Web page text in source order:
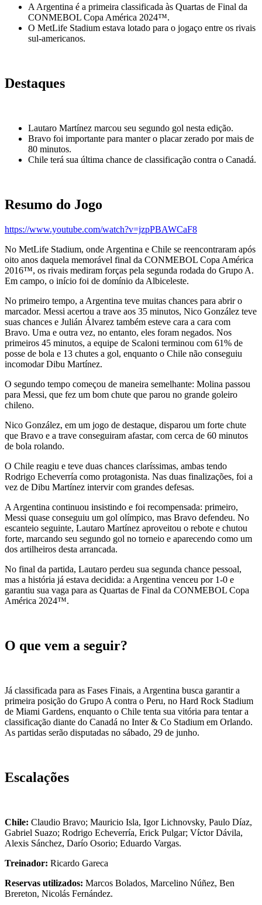
A Argentina é a primeira classificada às Quartas de Final da
CONMEBOL Copa América 2024™.
O MetLife Stadium estava lotado para o jogaço entre os rivais
sul-americanos.
Destaques
Lautaro Martínez marcou seu segundo gol nesta edição.
Bravo foi importante para manter o placar zerado por mais de
80 minutos.
Chile terá sua última chance de classificação contra o Canadá.
Resumo do Jogo
https://www.youtube.com/watch?v=jzpPBAWCaF8
No MetLife Stadium, onde Argentina e Chile se reencontraram após
oito anos daquela memorável final da CONMEBOL Copa América
2016™, os rivais mediram forças pela segunda rodada do Grupo A.
Em campo, o início foi de domínio da Albiceleste.
No primeiro tempo, a Argentina teve muitas chances para abrir o
marcador. Messi acertou a trave aos 35 minutos, Nico González teve
suas chances e Julián Álvarez também esteve cara a cara com
Bravo. Uma e outra vez, no entanto, eles foram negados. Nos
primeiros 45 minutos, a equipe de Scaloni terminou com 61% de
posse de bola e 13 chutes a gol, enquanto o Chile não conseguiu
incomodar Dibu Martínez.
O segundo tempo começou de maneira semelhante: Molina passou
para Messi, que fez um bom chute que parou no grande goleiro
chileno.
Nico González, em um jogo de destaque, disparou um forte chute
que Bravo e a trave conseguiram afastar, com cerca de 60 minutos
de bola rolando.
O Chile reagiu e teve duas chances claríssimas, ambas tendo
Rodrigo Echeverría como protagonista. Nas duas finalizações, foi a
vez de Dibu Martínez intervir com grandes defesas.
A Argentina continuou insistindo e foi recompensada: primeiro,
Messi quase conseguiu um gol olímpico, mas Bravo defendeu. No
escanteio seguinte, Lautaro Martínez aproveitou o rebote e chutou
forte, marcando seu segundo gol no torneio e aparecendo como um
dos artilheiros desta arrancada.
No final da partida, Lautaro perdeu sua segunda chance pessoal,
mas a história já estava decidida: a Argentina venceu por 1-0 e
garantiu sua vaga para as Quartas de Final da CONMEBOL Copa
América 2024™.
O que vem a seguir?
Já classificada para as Fases Finais, a Argentina busca garantir a
primeira posição do Grupo A contra o Peru, no Hard Rock Stadium
de Miami Gardens, enquanto o Chile tenta sua vitória para tentar a
classificação diante do Canadá no Inter & Co Stadium em Orlando.
As partidas serão disputadas no sábado, 29 de junho.
Escalações
Chile: Claudio Bravo; Mauricio Isla, Igor Lichnovsky, Paulo Díaz,
Gabriel Suazo; Rodrigo Echeverría, Erick Pulgar; Víctor Dávila,
Alexis Sánchez, Darío Osorio; Eduardo Vargas.
Treinador: Ricardo Gareca
Reservas utilizados: Marcos Bolados, Marcelino Núñez, Ben
Brereton, Nicolás Fernández.